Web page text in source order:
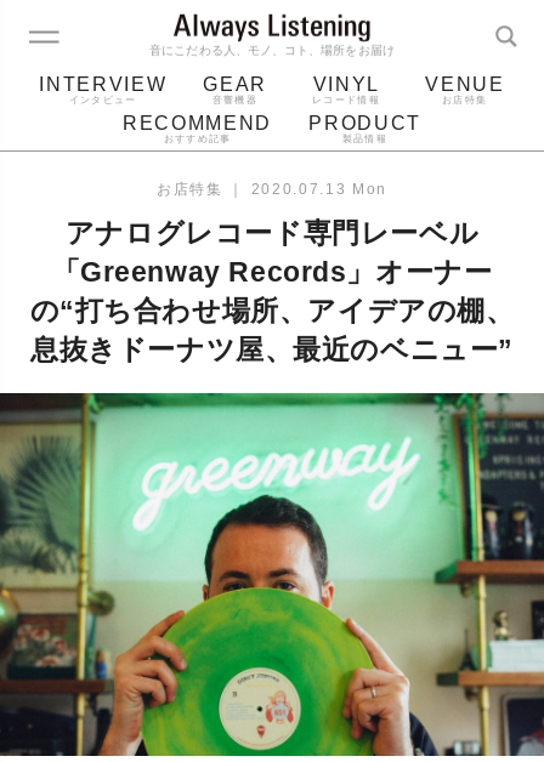
音にこだわる人、モノ、コト、場所をお届け
INTERVIEW
インタビュー
GEAR
音響機器
VINYL
レコード情報
VENUE
お店特集
RECOMMEND
おすすめ記事
PRODUCT
製品情報
ジャケット bluetooth
レコード針
お店特集 ｜ 2020.07.13 Mon
アナログレコード専門レーベル
「Greenway Records」オーナー
の“打ち合わせ場所、アイデアの棚、
息抜きドーナツ屋、最近のベニュー”